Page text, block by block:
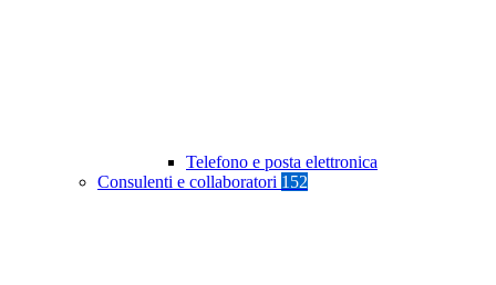
Telefono e posta elettronica
Consulenti e collaboratori 152